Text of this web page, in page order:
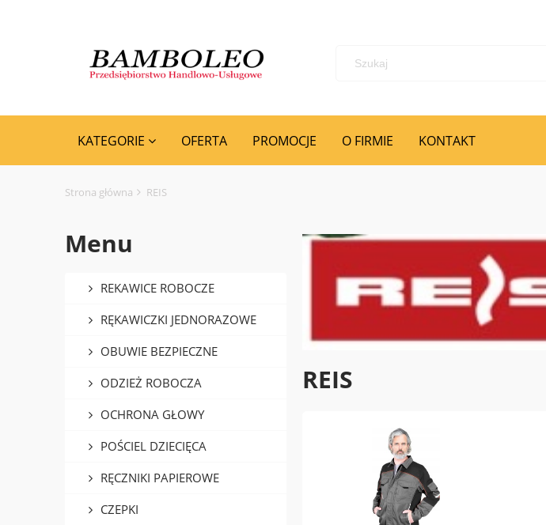
KATEGORIE OFERTA PROMOCJE O FIRMIE KONTAKT
Strona główna REIS
Menu
REKAWICE ROBOCZE
RĘKAWICZKI JEDNORAZOWE
OBUWIE BEZPIECZNE
ODZIEŻ ROBOCZA
OCHRONA GŁOWY
POŚCIEL DZIECIĘCA
RĘCZNIKI PAPIEROWE
CZEPKI
REIS